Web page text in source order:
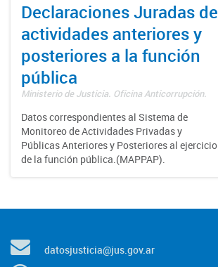
Declaraciones Juradas de
actividades anteriores y
posteriores a la función
pública
Ministerio de Justicia. Oficina Anticorrupción.
Datos correspondientes al Sistema de
Monitoreo de Actividades Privadas y
Públicas Anteriores y Posteriores al ejercicio
de la función pública.(MAPPAP).
datosjusticia@jus.gov.ar